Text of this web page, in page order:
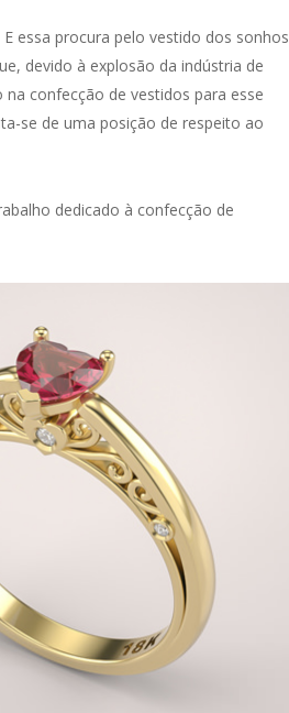
essa procura pelo vestido dos sonhos
devido à explosão da indústria de
confecção de vestidos para esse
se de uma posição de respeito ao
dedicado à confecção de